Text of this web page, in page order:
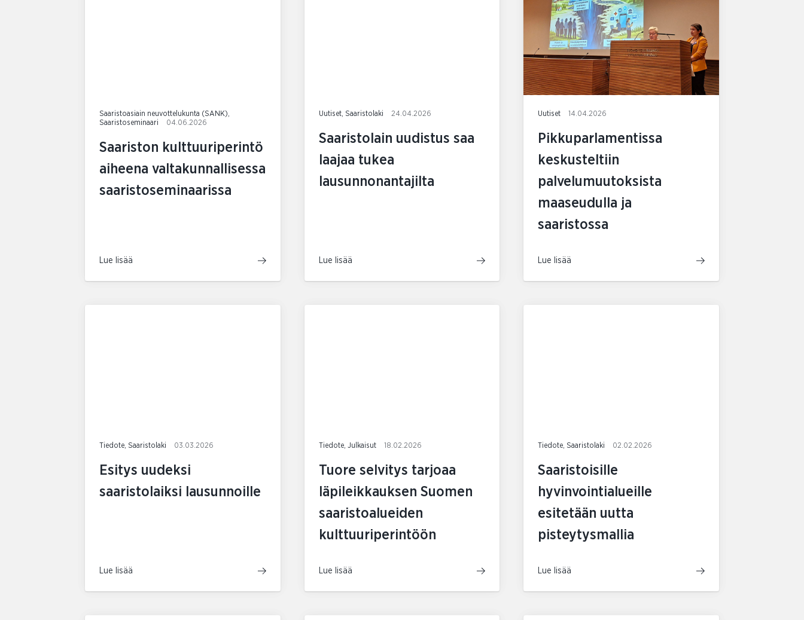
Saaristoasiain neuvottelukunta (SANK),
Saaristoseminaari
04.06.2026
Saariston kulttuuriperintö
aiheena valtakunnallisessa
saaristoseminaarissa
Lue lisää
Uutiset, Saaristolaki 24.04.2026
Saaristolain uudistus saa
laajaa tukea
lausunnonantajilta
Lue lisää
Uutiset 14.04.2026
Pikkuparlamentissa
keskusteltiin
palvelumuutoksista
maaseudulla ja
saaristossa
Lue lisää
Tiedote, Saaristolaki 03.03.2026
Esitys uudeksi
saaristolaiksi lausunnoille
Lue lisää
Tiedote, Julkaisut 18.02.2026
Tuore selvitys tarjoaa
läpileikkauksen Suomen
saaristoalueiden
kulttuuriperintöön
Lue lisää
Tiedote, Saaristolaki 02.02.2026
Saaristoisille
hyvinvointialueille
esitetään uutta
pisteytysmallia
Lue lisää